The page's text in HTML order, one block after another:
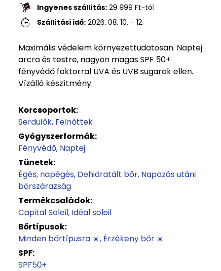
Ingyenes szállítás: 29 999 Ft-tól
Szállítási idő: 2026. 08. 10. - 12.
Maximális védelem környezettudatosan. Naptej
arcra és testre, nagyon magas SPF 50+
fényvédő faktorral UVA és UVB sugarak ellen.
Vízálló készítmény.
Korcsoportok:
Serdülők Felnőttek
Gyógyszerformák:
Fényvédő Naptej
Tünetek:
Égés, napégés Dehidratált bőr Napozás utáni
bőrszárazság
Termékcsaládok:
Capital Soleil Idéal soleil
Bőrtípusok:
Minden bőrtípusra ☀️ Érzékeny bőr ☀️
SPF:
SPF50+